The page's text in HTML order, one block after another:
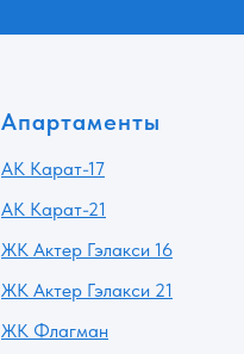
Апартаменты
АК Карат-17
АК Карат-21
ЖК Актер Гэлакси 16
ЖК Актер Гэлакси 21
ЖК Флагман